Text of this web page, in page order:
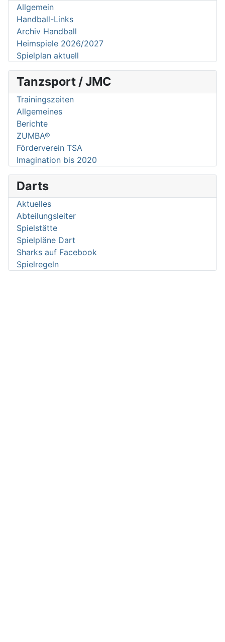
Allgemein
Handball-Links
Archiv Handball
Heimspiele 2026/2027
Spielplan aktuell
Tanzsport / JMC
Trainingszeiten
Allgemeines
Berichte
ZUMBA®
Förderverein TSA
Imagination bis 2020
Darts
Aktuelles
Abteilungsleiter
Spielstätte
Spielpläne Dart
Sharks auf Facebook
Spielregeln